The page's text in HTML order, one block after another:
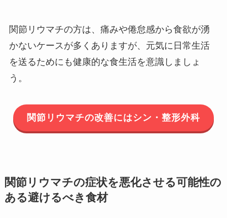
関節リウマチの方は、痛みや倦怠感から食欲が湧
かないケースが多くありますが、元気に日常生活
を送るためにも健康的な食生活を意識しましょ
う。
関節リウマチの改善にはシン・整形外科
関節リウマチの症状を悪化させる可能性の
ある避けるべき食材